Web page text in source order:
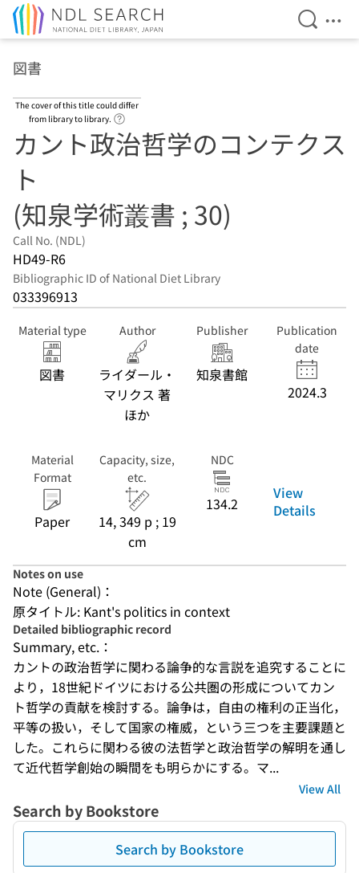
Open
図書
The cover of this title could differ
from library to library.
カント政治哲学のコンテクス
ト
(知泉学術叢書 ; 30)
Call No. (NDL)
HD49-R6
Bibliographic ID of National Diet Library
033396913
Material type
図書
Author
ライダール・
マリクス 著
ほか
Publisher
知泉書館
Publication
date
2024.3
Material
Format
Paper
Capacity, size,
etc.
14, 349 p ; 19
cm
NDC
134.2
View
Details
Notes on use
Note (General)：
原タイトル: Kant's politics in context
Detailed bibliographic record
Summary, etc.：
カントの政治哲学に関わる論争的な言説を追究することに
より，18世紀ドイツにおける公共圏の形成についてカン
ト哲学の貢献を検討する。論争は，自由の権利の正当化，
平等の扱い，そして国家の権威，という三つを主要課題と
した。これらに関わる彼の法哲学と政治哲学の解明を通し
て近代哲学創始の瞬間をも明らかにする。マ...
View All
Search by Bookstore
Search by Bookstore